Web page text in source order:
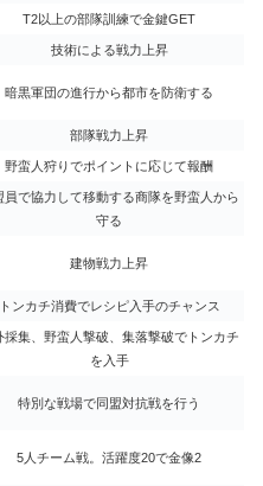
T2以上の部隊訓練で金鍵GET
技術による戦力上昇
暗黒軍団の進行から都市を防衛する
部隊戦力上昇
野蛮人狩りでポイントに応じて報酬
員で協力して移動する商隊を野蛮人から
守る
建物戦力上昇
トンカチ消費でレシピ入手のチャンス
採集、野蛮人撃破、集落撃破でトンカチ
を入手
特別な戦場で同盟対抗戦を行う
5人チーム戦。活躍度20で金像2